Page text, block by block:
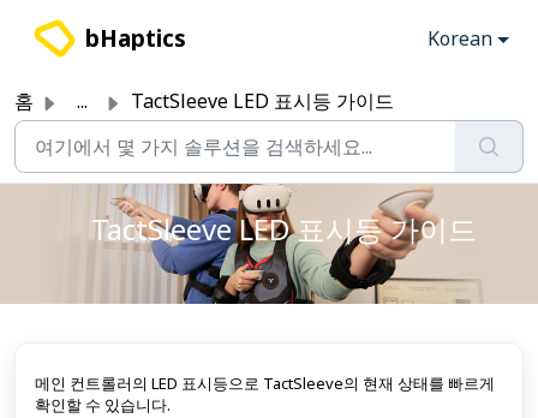
bHaptics Korean
홈 ... TactSleeve LED 표시등 가이드
TactSleeve LED 표시등 가이드
메인 컨트롤러의 LED 표시등으로 TactSleeve의 현재 상태를 빠르게
확인할 수 있습니다.